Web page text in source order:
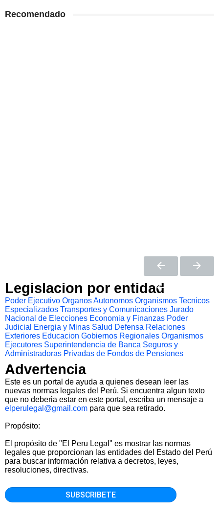
Recomendado
Legislacion por entidad
Poder Ejecutivo Organos Autonomos Organismos Tecnicos
Especializados Transportes y Comunicaciones Jurado
Nacional de Elecciones Economia y Finanzas Poder
Judicial
Energia y Minas Salud Defensa Relaciones
Exteriores Educacion Gobiernos Regionales Organismos
Ejecutores Superintendencia de Banca Seguros y
Administradoras Privadas de Fondos de Pensiones
Advertencia
Este es un portal de ayuda a quienes desean leer las
nuevas normas legales del Perú. Si encuentra algun texto
que no deberia estar en este portal, escriba un mensaje a
elperulegal@gmail.com para que sea retirado.
Propósito:
El propósito de "El Peru Legal" es mostrar las normas
legales que proporcionan las entidades del Estado del Perú
para buscar información relativa a decretos, leyes,
resoluciones, directivas.